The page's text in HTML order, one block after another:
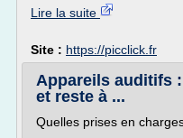
Lire la suite
Site : https://picclick.fr
Appareils auditifs
et reste à ...
Quelles prises en